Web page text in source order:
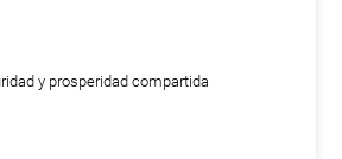
y prosperidad compartida